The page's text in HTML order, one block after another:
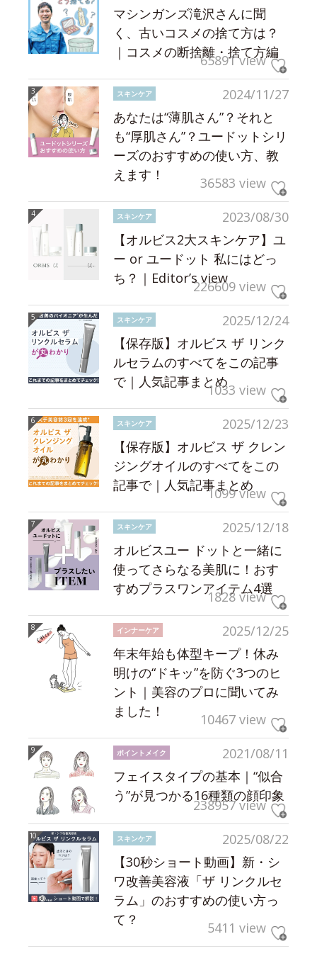
マシンガンズ滝沢さんに聞
く、古いコスメの捨て方は？
｜コスメの断捨離・捨て方編
65891 view
2024/11/27
スキンケア
あなたは“薄肌さん”？それと
も“厚肌さん”？ユードットシリ
ーズのおすすめの使い方、教
えます！
36583 view
2023/08/30
スキンケア
【オルビス2大スキンケア】ユ
ー or ユードット 私にはどっ
ち？｜Editor’s view226609 view
2025/12/24
スキンケア
【保存版】オルビス ザ リンク
ルセラムのすべてをこの記事
で｜人気記事まとめ1033 view
2025/12/23
スキンケア
【保存版】オルビス ザ クレン
ジングオイルのすべてをこの
記事で｜人気記事まとめ
1099 view
2025/12/18
スキンケア
オルビスユー ドットと一緒に
使ってさらなる美肌に！おす
すめプラスワンアイテム4選
1828 view
2025/12/25
インナーケア
年末年始も体型キープ！休み
明けの“ドキッ”を防ぐ3つのヒ
ント｜美容のプロに聞いてみ
ました！
10467 view
2021/08/11
ポイントメイク
フェイスタイプの基本｜“似合
う”が見つかる16種類の顔印象
238957 view
2025/08/22
スキンケア
【30秒ショート動画】新・シ
ワ改善美容液「ザ リンクルセ
ラム」のおすすめの使い方っ
て？
5411 view